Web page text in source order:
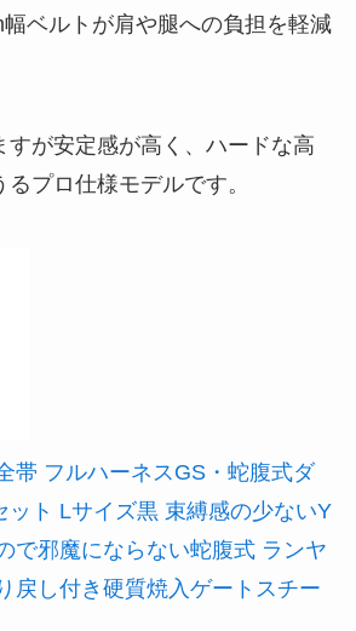
幅ベルトが肩や腿への負担を軽減
すが安定感が高く、ハードな高
プロ仕様モデルです。
帯 フルハーネスGS・蛇腹式ダ
ット Lサイズ黒 束縛感の少ないY
で邪魔にならない蛇腹式 ランヤ
戻し付き硬質焼入ゲートスチー